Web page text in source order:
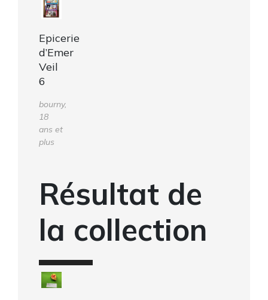
Epicerie
d’Emer
Veil
6
bourny,
18
ans et
plus
Résultat de
la collection